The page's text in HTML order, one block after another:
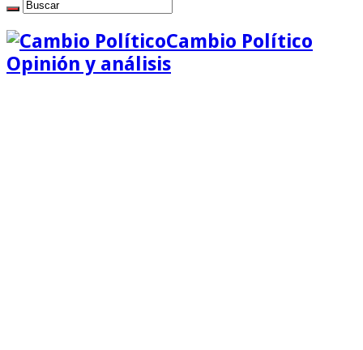
Cambio Político
Opinión y análisis